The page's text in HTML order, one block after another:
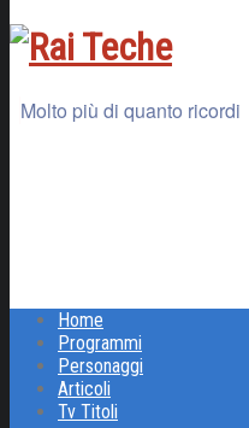
Molto più di quanto ricordi
Home
Programmi
Personaggi
Articoli
Tv Titoli